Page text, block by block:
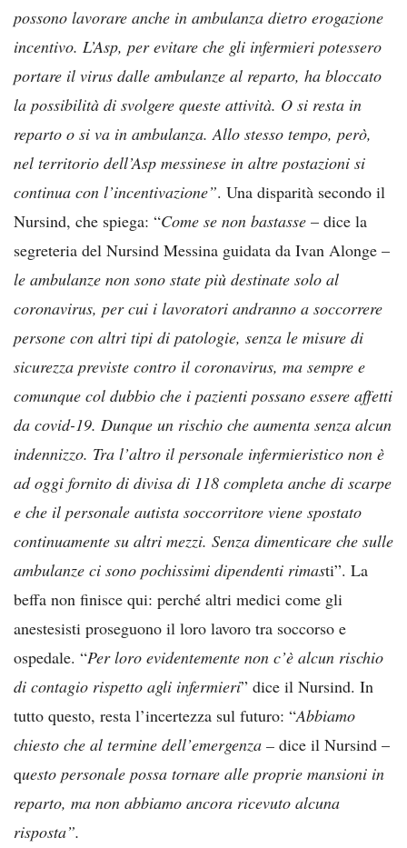
possono lavorare anche in ambulanza dietro erogazione
incentivo. L’Asp, per evitare che gli infermieri potessero
portare il virus dalle ambulanze al reparto, ha bloccato
la possibilità di svolgere queste attività. O si resta in
reparto o si va in ambulanza. Allo stesso tempo, però,
nel territorio dell’Asp messinese in altre postazioni si
continua con l’incentivazione”. Una disparità secondo il
Nursind, che spiega: “Come se non bastasse – dice la
segreteria del Nursind Messina guidata da Ivan Alonge –
le ambulanze non sono state più destinate solo al
coronavirus, per cui i lavoratori andranno a soccorrere
persone con altri tipi di patologie, senza le misure di
sicurezza previste contro il coronavirus, ma sempre e
comunque col dubbio che i pazienti possano essere affetti
da covid-19. Dunque un rischio che aumenta senza alcun
indennizzo. Tra l’altro il personale infermieristico non è
ad oggi fornito di divisa di 118 completa anche di scarpe
e che il personale autista soccorritore viene spostato
continuamente su altri mezzi. Senza dimenticare che sulle
ambulanze ci sono pochissimi dipendenti rimasti”. La
beffa non finisce qui: perché altri medici come gli
anestesisti proseguono il loro lavoro tra soccorso e
ospedale. “Per loro evidentemente non c’è alcun rischio
di contagio rispetto agli infermieri” dice il Nursind. In
tutto questo, resta l’incertezza sul futuro: “Abbiamo
chiesto che al termine dell’emergenza – dice il Nursind –
questo personale possa tornare alle proprie mansioni in
reparto, ma non abbiamo ancora ricevuto alcuna
risposta”.